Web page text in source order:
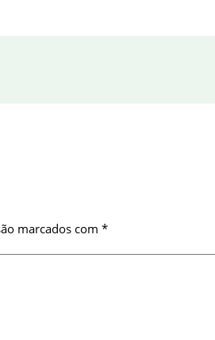
marcados com*